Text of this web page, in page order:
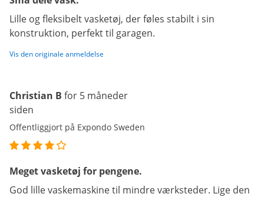
Lille og fleksibelt vasketøj, der føles stabilt i sin
konstruktion, perfekt til garagen.
Vis den originale anmeldelse
Christian B for 5 måneder
siden
Offentliggjort på Expondo Sweden
Meget vasketøj for pengene.
God lille vaskemaskine til mindre værksteder. Lige den